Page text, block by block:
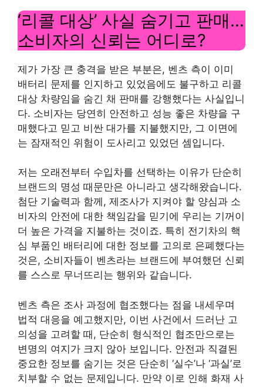
‘리콜 대상’ 사실 숨기고 판매…
소비자의 신뢰는 어디로?
제가 가장 큰 충격을 받은 부분은, 벤츠 측이 이미
배터리 문제를 인지하고 있었음에도 불구하고 리콜
대상 차량임을 숨긴 채 판매를 강행했다는 사실입니
다. 소비자는 당연히 안전하고 성능 좋은 차량을 구
매했다고 믿고 비싼 대가를 지불했지만, 그 이면에
는 잠재적인 위험이 도사리고 있었던 셈입니다.
저는 오래전부터 수입차를 선택하는 이유가 단순히
브랜드의 명성 때문만은 아니라고 생각해왔습니다.
첨단 기술력과 함께, 제조사가 지켜야 할 양심과 소
비자의 안전에 대한 책임감을 믿기에 우리는 기꺼이
더 높은 가격을 지불하는 것이죠. 특히 전기차의 핵
심 부품인 배터리에 대한 정보를 고의로 은폐했다는
것은, 소비자들이 벤츠라는 브랜드에 부여했던 신뢰
를 스스로 무너뜨리는 행위와 같습니다.
벤츠 측은 조사 과정에 협조했다는 점을 내세우며
법적 대응을 예고했지만, 이번 사건에서 드러난 고
의성을 고려할 때, 단순히 형식적인 협조만으로는
변명의 여지가 크지 않아 보입니다. 안전과 직결된
중요한 정보를 숨기는 것은 단순히 ‘실수’나 ‘과실’로
치부할 수 없는 문제입니다. 만약 이로 인해 화재 사